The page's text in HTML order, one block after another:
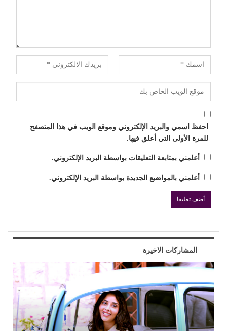
احفظ اسمي والبريد الإلكتروني وموقع الويب في هذا المتصفح
للمرة الأولى التي أعلق فيها.
أعلمني بمتابعة التعليقات بواسطة البريد الإلكتروني.
أعلمني بالمواضيع الجديدة بواسطة البريد الإلكتروني.
المشاركات الاخيرة